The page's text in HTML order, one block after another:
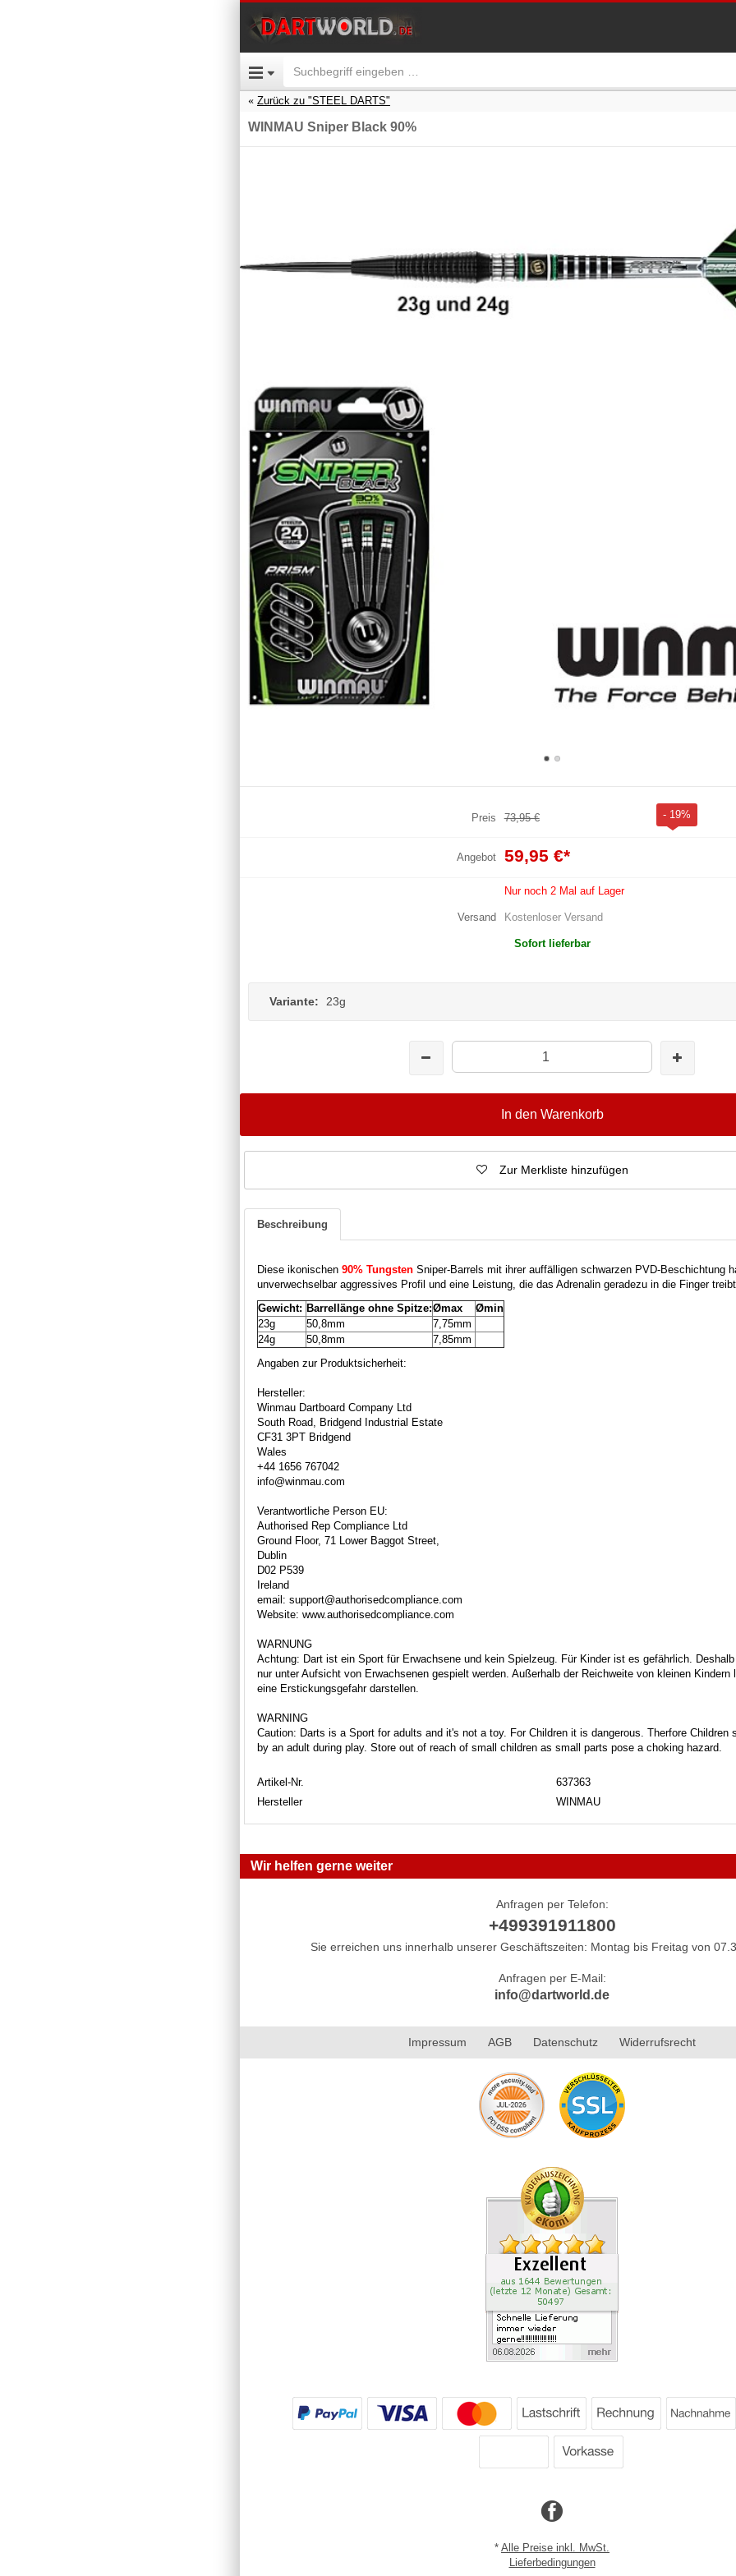
Zurück zu "STEEL DARTS"
WINMAU Sniper Black 90%
Preis 73,95 € - 19%
Angebot 59,95 €*
Nur noch 2 Mal auf Lager
Versand Kostenloser Versand
Sofort lieferbar
Variante: 23g
In den Warenkorb
Zur Merkliste hinzufügen
Beschreibung
Diese ikonischen 90% Tungsten Sniper-Barrels mit ihrer auffälligen schwarzen PVD-Beschichtung
unverwechselbar aggressives Profil und eine Leistung, die das Adrenalin geradezu in die Finger treibt.
Gewicht: Barrellänge ohne Spitze:Ømax
Ømin
23g
50,8mm
7,75mm
24g
50,8mm
7,85mm
Angaben zur Produktsicherheit:
Hersteller:
Winmau Dartboard Company Ltd
South Road, Bridgend Industrial Estate
CF31 3PT Bridgend
Wales
+44 1656 767042
info@winmau.com
Verantwortliche Person EU:
Authorised Rep Compliance Ltd
Ground Floor, 71 Lower Baggot Street,
Dublin
D02 P539
Ireland
email: support@authorisedcompliance.com
Website: www.authorisedcompliance.com
WARNUNG
Achtung: Dart ist ein Sport für Erwachsene und kein Spielzeug. Für Kinder ist es gefährlich.
nur unter Aufsicht von Erwachsenen gespielt werden. Außerhalb der Reichweite von kleinen Kindern
eine Erstickungsgefahr darstellen.
WARNING
Caution: Darts is a Sport for adults and it's not a toy. For Children it is dangerous. Therfore Children
by an adult during play. Store out of reach of small children as small parts pose a choking hazard.
Artikel-Nr.
637363
Hersteller
WINMAU
Wir helfen gerne weiter
Anfragen per Telefon:
+499391911800
Sie erreichen uns innerhalb unserer Geschäftszeiten: Montag bis Freitag von
Anfragen per E-Mail:
info@dartworld.de
Impressum AGB Datenschutz Widerrufsrecht
* Alle Preise inkl. MwSt.
Lieferbedingungen